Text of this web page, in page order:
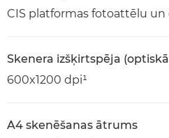
CIS platformas fotoattēlu
Skenera izšķirtspēja
600x1200 dpi¹
A4 skenēšanas ātrums